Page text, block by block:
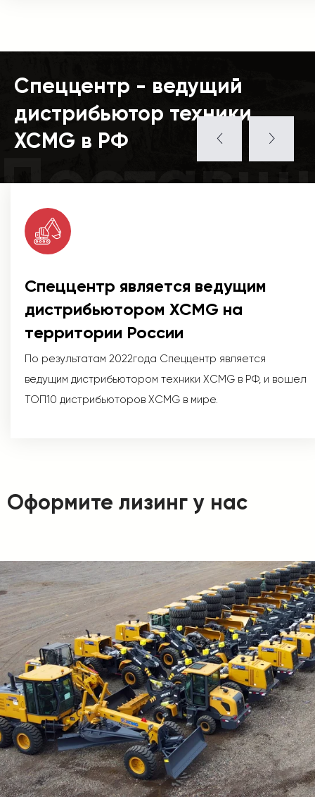
Спеццентр - ведущий
дистрибьютор техники
XCMG в РФ
Спеццентр является ведущим
дистрибьютором XCMG на
территории России
По результатам 2022года Спеццентр является
ведущим дистрибьютором техники XCMG в РФ, и вошел
ТОП10 дистрибьюторов XCMG в мире.
Оформите лизинг у нас